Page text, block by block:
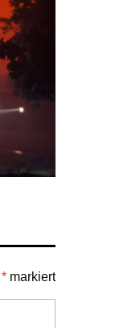
* markiert